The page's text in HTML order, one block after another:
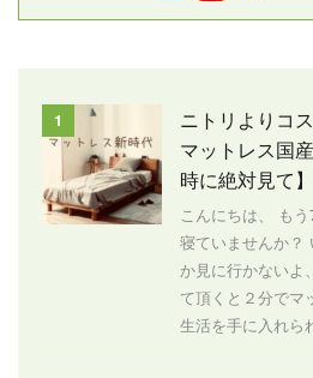
1
ニトリよりコ
マットレス国
時に絶対見て】
こんにちは、 も
寝ていませんか？
か見に行かないよ
て頂くと２分でマ
生活を手に入れら